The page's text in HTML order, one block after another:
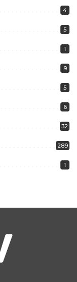
4
5
1
9
5
6
32
289
1